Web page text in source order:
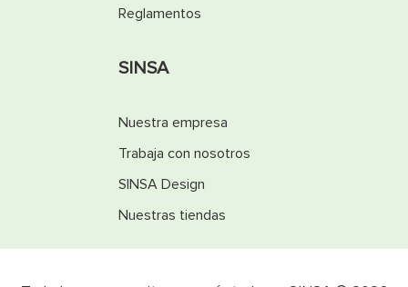
Reglamentos
SINSA
Nuestra empresa
Trabaja con nosotros
SINSA Design
Nuestras tiendas